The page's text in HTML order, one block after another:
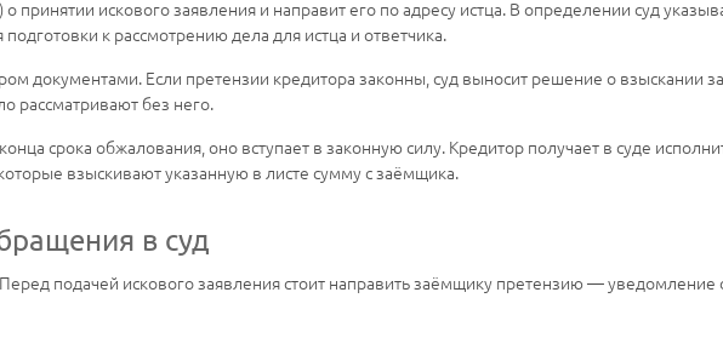
искового заявления и направит его по адресу истца. В определении суд
к рассмотрению дела для истца и ответчика.
документами. Если претензии кредитора законны, суд выносит решение о взыскании
рассматривают без него.
срока обжалования, оно вступает в законную силу. Кредитор получает в суде
взыскивают указанную в листе сумму с заёмщика.
в суд
подачей искового заявления стоит направить заёмщику претензию — уведомление